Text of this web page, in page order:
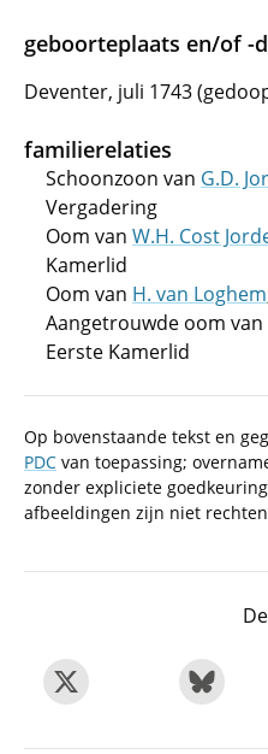
geboorteplaats en/of -
Deventer, juli 1743
familierelaties
Schoonzoon van G.D.
Vergadering
Oom van W.H. Cost
Kamerlid
Oom van H. van Loghem
Aangetrouwde oom van
Eerste Kamerlid
Op bovenstaande tekst en
PDC van toepassing;
zonder expliciete
afbeeldingen zijn niet